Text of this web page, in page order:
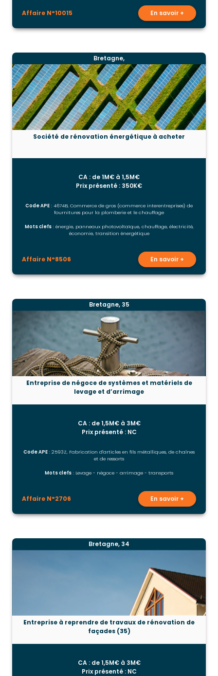
Affaire N°10015 En savoir +
Bretagne,
Société de rénovation énergétique à acheter
CA : de 1M€ à 1,5M€
Prix présenté : 350K€
Code APE : 4674B, Commerce de gros (commerce interentreprises) de
fournitures pour la plomberie et le chauffage
Mots clefs: énergie, panneaux photovoltaïque, chauffage, électricité,
économie, transition énergétique
Affaire N°8506 En savoir +
Bretagne, 35
Entreprise de négoce de systèmes et matériels de
levage et d’arrimage
CA : de 1,5M€ à 3M€
Prix présenté : NC
Code APE : 2593Z, Fabrication d'articles en fils métalliques, de chaînes
et de ressorts
Mots clefs : Levage - négoce - arrimage - transports
Affaire N°2706 En savoir +
Bretagne, 34
Entreprise à reprendre de travaux de rénovation de
façades (35)
CA : de 1,5M€ à 3M€
Prix présenté : NC